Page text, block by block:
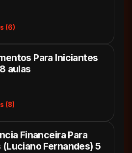
(6)
Para Iniciantes
aulas
(8)
Financeira Para
Fernandes) 5